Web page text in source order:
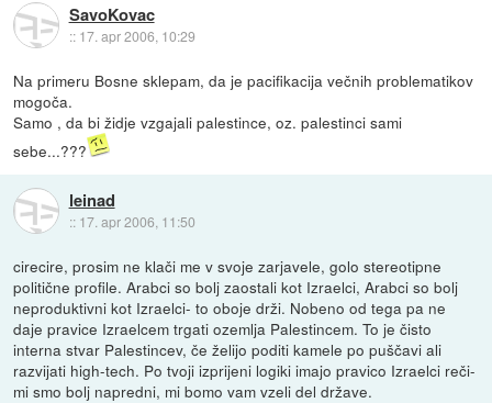
SavoKovac
:: 17. apr 2006, 10:29
Na primeru Bosne sklepam, da je pacifikacija večnih problematikov
mogoča.
Samo , da bi židje vzgajali palestince, oz. palestinci sami
sebe...???
leinad
:: 17. apr 2006, 11:50
cirecire, prosim ne klači me v svoje zarjavele, golo stereotipne
politične profile. Arabci so bolj zaostali kot Izraelci, Arabci so bolj
neproduktivni kot Izraelci- to oboje drži. Nobeno od tega pa ne
daje pravice Izraelcem trgati ozemlja Palestincem. To je čisto
interna stvar Palestincev, če želijo poditi kamele po puščavi ali
razvijati high-tech. Po tvoji izprijeni logiki imajo pravico Izraelci reči-
mi smo bolj napredni, mi bomo vam vzeli del države.